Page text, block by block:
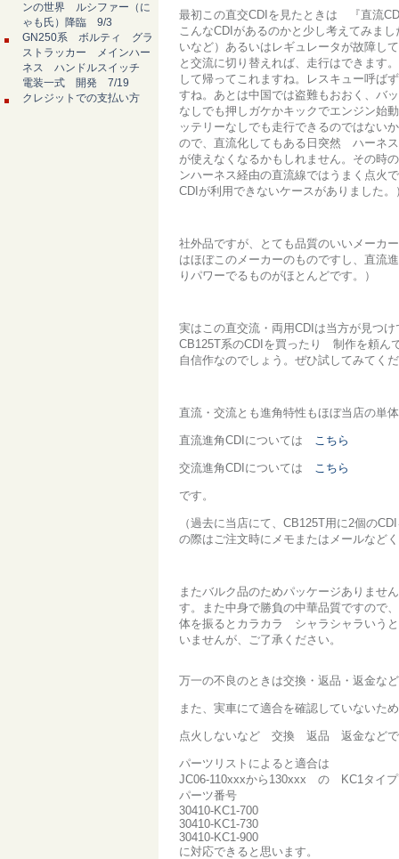
ンの世界 ルシファー（に
ゃも氏）降臨 9/3
GN250系 ボルティ グラ
ストラッカー メインハー
ネス ハンドルスイッチ
電装一式 開発 7/19
クレジットでの支払い方
最初この直交CDIを見たときは 『直流
こんなCDIがあるのかと少し考えてみま
いなど）あるいはレギュレータが故障し
と交流に切り替えれば、走行はできます
して帰ってこれますね。レスキュー呼ば
すね。あとは中国では盗難もおおく、バ
なしでも押しガケかキックでエンジン始
ッテリーなしでも走行できるのではない
ので、直流化してもある日突然 ハーネ
が使えなくなるかもしれません。その時
ンハーネス経由の直流線ではうまく点火
CDIが利用できないケースがありました
社外品ですが、とても品質のいいメーカ
はほぼこのメーカーのものですし、直流
りパワーでるものがほとんどです。）
実はこの直交流・両用CDIは当方が見つ
CB125T系のCDIを買ったり 制作を頼ん
自信作なのでしょう。ぜひ試してみてく
直流・交流とも進角特性もほぼ当店の単
直流進角CDIについては こちら
交流進角CDIについては こちら
です。
（過去に当店にて、CB125T用に2個の
の際はご注文時にメモまたはメールなど
またバルク品のためパッケージありませ
す。また中身で勝負の中華品質ですので
体を振るとカラカラ シャラシャラいう
いませんが、ご了承ください。
万一の不良のときは交換・返品・返金な
また、実車にて適合を確認していないた
点火しないなど 交換 返品 返金などで
パーツリストによると適合は
JC06-110xxxから130xxx の KC1タイプ
パーツ番号
30410-KC1-700
30410-KC1-730
30410-KC1-900
に対応できると思います。